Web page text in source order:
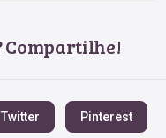
Compartilhe!
Twitter Pinterest